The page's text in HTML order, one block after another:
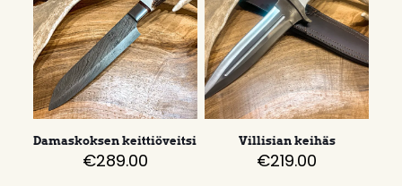
Damaskoksen keittiöveitsi
€289.00
Villisian keihäs
€219.00